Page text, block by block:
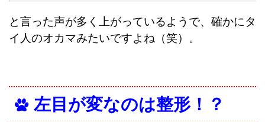
と言った声が多く上がっているようで、確かにタ
イ人のオカマみたいですよね（笑）。
左目が変なのは整形！？